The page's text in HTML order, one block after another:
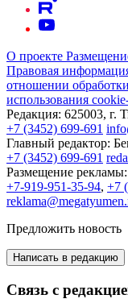
О проекте
Правовая
отношении
использования
Редакция: 625003, г.
+7 (3452) 699-691
Главный редактор:
+7 (3452) 699-691
Размещение рекламы:
+7-919-951-35-94, +7
Предложить новость
Написать в редакцию
Связь с